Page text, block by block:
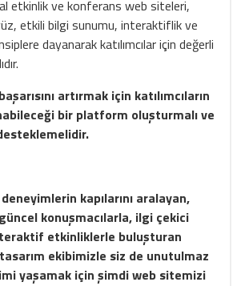
etkinlik ve konferans web siteleri,
etkili bilgi sunumu, interaktiflik ve
dayanarak katılımcılar için değerli
artırmak için katılımcıların
bir platform oluşturmalı ve
kapılarını aralayan,
güncel konuşmacılarla, ilgi çekici
etkinliklerle buluşturan
ekibimizle siz de unutulmaz
yaşamak için şimdi web sitemizi